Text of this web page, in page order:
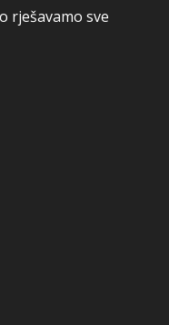
rješavamo sve